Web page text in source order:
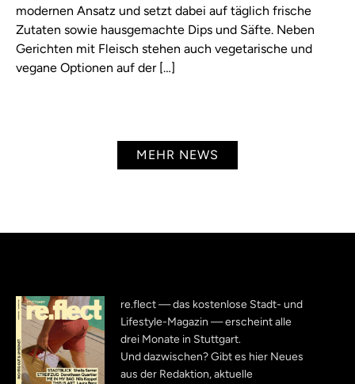
modernen Ansatz und setzt dabei auf täglich frische
Zutaten sowie hausgemachte Dips und Säfte. Neben
Gerichten mit Fleisch stehen auch vegetarische und
vegane Optionen auf der […]
MEHR NEWS
re.flect — das kostenlose Stadt- und
Lifestyle-Magazin — erscheint alle
drei Monate in Stuttgart.
Und dazwischen? Gibt es hier Neues
aus der Redaktion, aktuelle